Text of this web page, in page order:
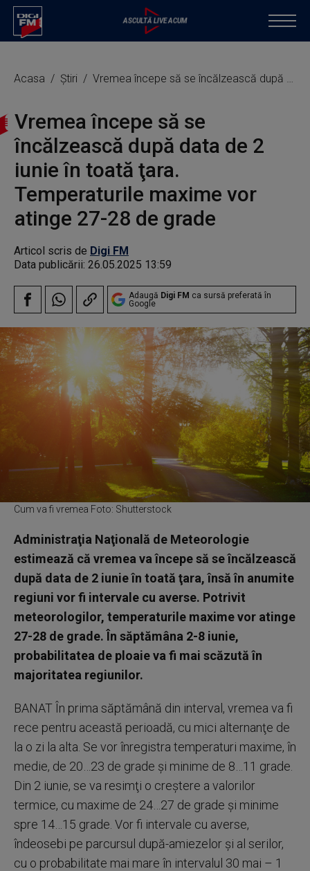
Acasa Știri Vremea începe să se încălzească după data de 2 iunie în toată ţara. Temperaturile maxime vor atinge 27-28 de grade
Vremea începe să se
încălzească după data de 2
iunie în toată ţara.
Temperaturile maxime vor
atinge 27-28 de grade
Articol scris de Digi FM
Data publicării: 26.05.2025 13:59
Adaugă Digi FM ca sursă preferată în
Google
Cum va fi vremea Foto: Shutterstock
Administraţia Naţională de Meteorologie
estimează că vremea va începe să se încălzească
după data de 2 iunie în toată ţara, însă în anumite
regiuni vor fi intervale cu averse. Potrivit
meteorologilor, temperaturile maxime vor atinge
27-28 de grade. În săptămâna 2-8 iunie,
probabilitatea de ploaie va fi mai scăzută în
majoritatea regiunilor.
BANAT În prima săptămână din interval, vremea va fi
rece pentru această perioadă, cu mici alternanţe de
la o zi la alta. Se vor înregistra temperaturi maxime, în
medie, de 20…23 de grade şi minime de 8…11 grade.
Din 2 iunie, se va resimţi o creştere a valorilor
termice, cu maxime de 24…27 de grade şi minime
spre 14…15 grade. Vor fi intervale cu averse,
îndeosebi pe parcursul după-amiezelor şi al serilor,
cu o probabilitate mai mare în intervalul 30 mai – 1